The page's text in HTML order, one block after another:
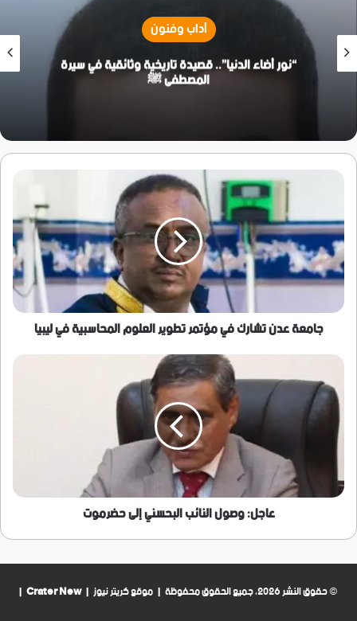
آداب وفنون
“نور أضاء الدنيا”.. قصيدة تاريخية وثائقية في سيرة
المصطفى ﷺ
جامعة
تشارك
في
مؤتمر
تطوير
العلوم
المحاسبية
فيليبياجامعة عدن تشارك في مؤتمر تطوير العلوم المحاسبية في ليبيا
عاجل:
وصول
النائب
البحسنيإلىحضرموت
عاجل: وصول النائب البحسني إلى حضرموت
© حقوق النشر 2026، جميع الحقوق محفوظة | موقع كريتر نيوز | Crater New
|